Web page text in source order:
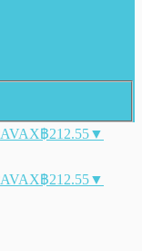
AVAX฿212.55▼
AVAX฿212.55▼